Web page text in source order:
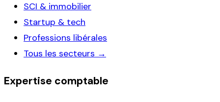
SCI & immobilier
Startup & tech
Professions libérales
Tous les secteurs →
Expertise comptable